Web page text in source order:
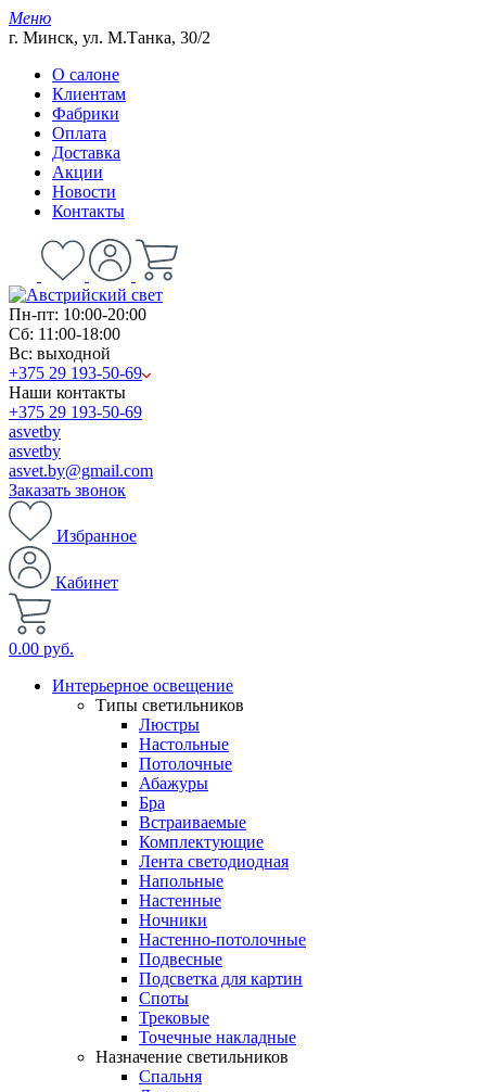
Меню
г. Минск, ул. М.Танка, 30/2
О салоне
Клиентам
Фабрики
Оплата
Доставка
Акции
Новости
Контакты
Пн-пт: 10:00-20:00
Сб: 11:00-18:00
Вс: выходной
+375 29 193-50-69
Наши контакты
+375 29 193-50-69
asvetby
asvetby
asvet.by@gmail.com
Заказать звонок
Избранное
Кабинет
0.00 руб.
Интерьерное освещение
Типы светильников
Люстры
Настольные
Потолочные
Абажуры
Бра
Встраиваемые
Комплектующие
Лента светодиодная
Напольные
Настенные
Ночники
Настенно-потолочные
Подвесные
Подсветка для картин
Споты
Трековые
Точечные накладные
Назначение светильников
Спальня